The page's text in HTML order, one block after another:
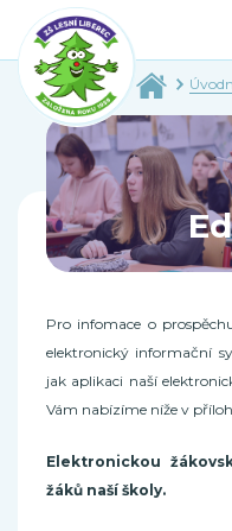
Pro infomace o
elektronický informační
jak aplikaci naší
Vám nabízíme níže v
Elektronickou
žáků naší školy.